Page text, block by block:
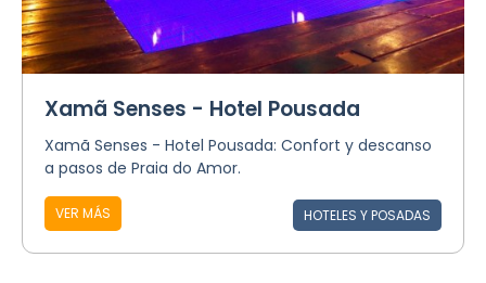
Xamã Senses - Hotel Pousada
Xamã Senses - Hotel Pousada: Confort y descanso
a pasos de Praia do Amor.
VER MÁS HOTELES Y POSADAS